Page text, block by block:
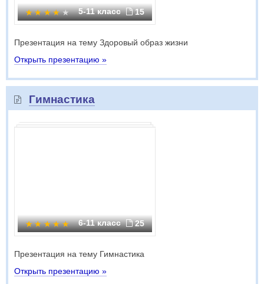
5-11 класс 15
Презентация на тему Здоровый образ жизни
Открыть презентацию »
Гимнастика
6-11 класс 25
Презентация на тему Гимнастика
Открыть презентацию »